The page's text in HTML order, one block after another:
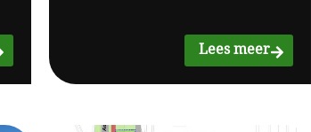
Lees meer